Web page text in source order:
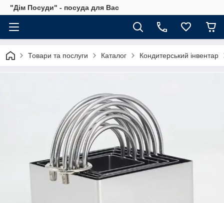
"Дім Посуди" - посуда для Вас
Товари та послуги Каталог Кондитерський інвентар